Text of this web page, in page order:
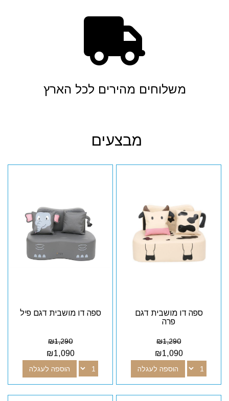
משלוחים מהירים לכל הארץ
מבצעים
ספה דו מושבית דגם
פרה
₪1,290
₪1,090
הוספה לעגלה
ספה דו מושבית דגם פיל
₪1,290
₪1,090
הוספה לעגלה